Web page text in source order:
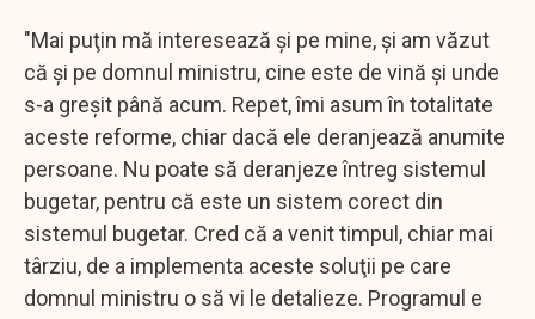
"Mai puţin mă interesează şi pe mine, şi am văzut
că şi pe domnul ministru, cine este de vină şi unde
s-a greşit până acum. Repet, îmi asum în totalitate
aceste reforme, chiar dacă ele deranjează anumite
persoane. Nu poate să deranjeze întreg sistemul
bugetar, pentru că este un sistem corect din
sistemul bugetar. Cred că a venit timpul, chiar mai
târziu, de a implementa aceste soluţii pe care
domnul ministru o să vi le detalieze. Programul e